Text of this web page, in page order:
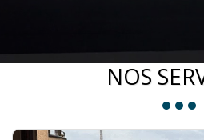
NOS